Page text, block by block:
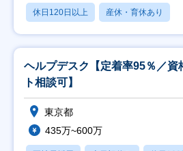
休日120日以上 産休・育休あり
ヘルプデスク【定着率95％／資
ト相談可】
東京都
435万~600万